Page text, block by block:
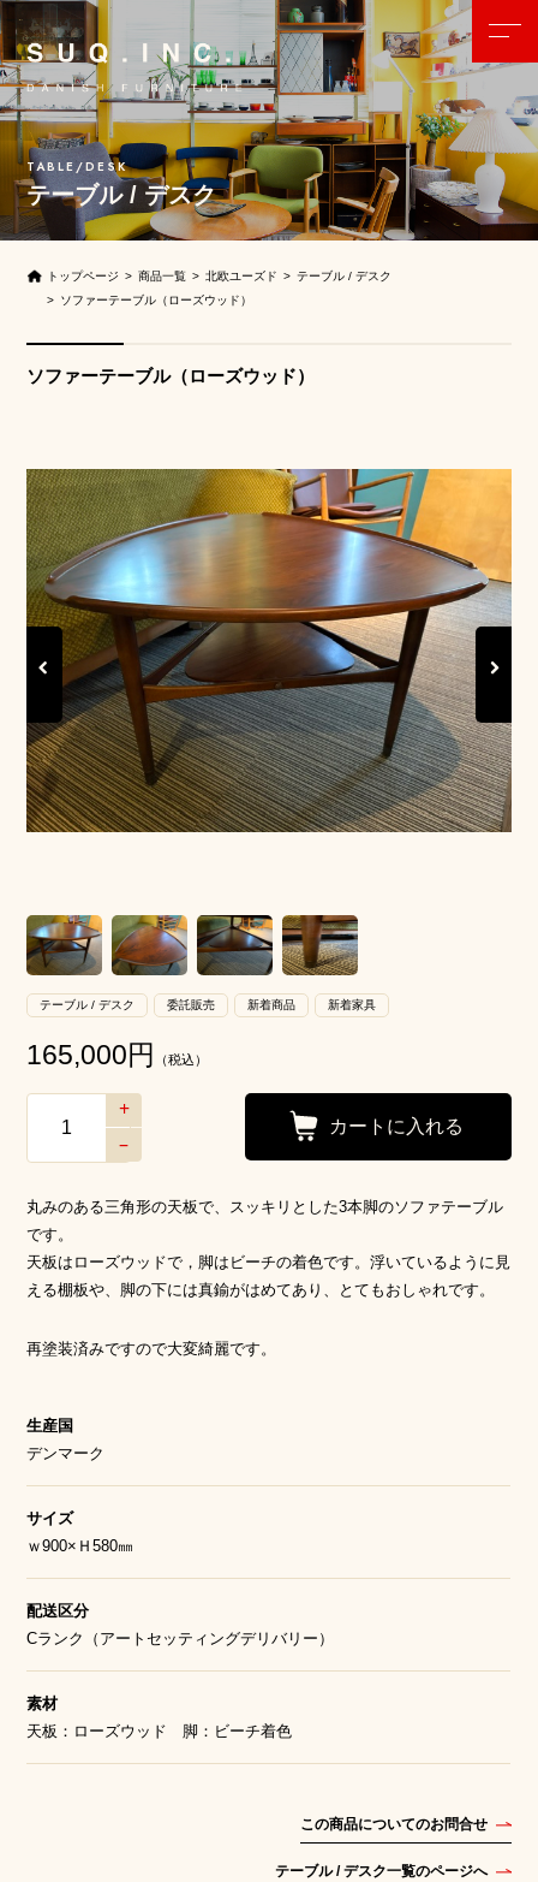
テーブル / デスク
トップページ 商品一覧 北欧ユーズド
テーブル / デスク
ソファーテーブル（ローズウッド）
ソファーテーブル（ローズウッド）
Previous
テーブル / デスク 委託販売 新着商品 新着家具
165,000円 （税込）
–
+
丸みのある三角形の天板で、スッキリとした3本脚のソファテーブル
です。
天板はローズウッドで，脚はビーチの着色です。浮いているように見
える棚板や、脚の下には真鍮がはめてあり、とてもおしゃれです。
再塗装済みですので大変綺麗です。
生産国
デンマーク
サイズ
ｗ900×Ｈ580㎜
配送区分
Cランク（アートセッティングデリバリー）
素材
天板：ローズウッド 脚：ビーチ着色
この商品についてのお問合せ
テーブル / デスク一覧のページへ